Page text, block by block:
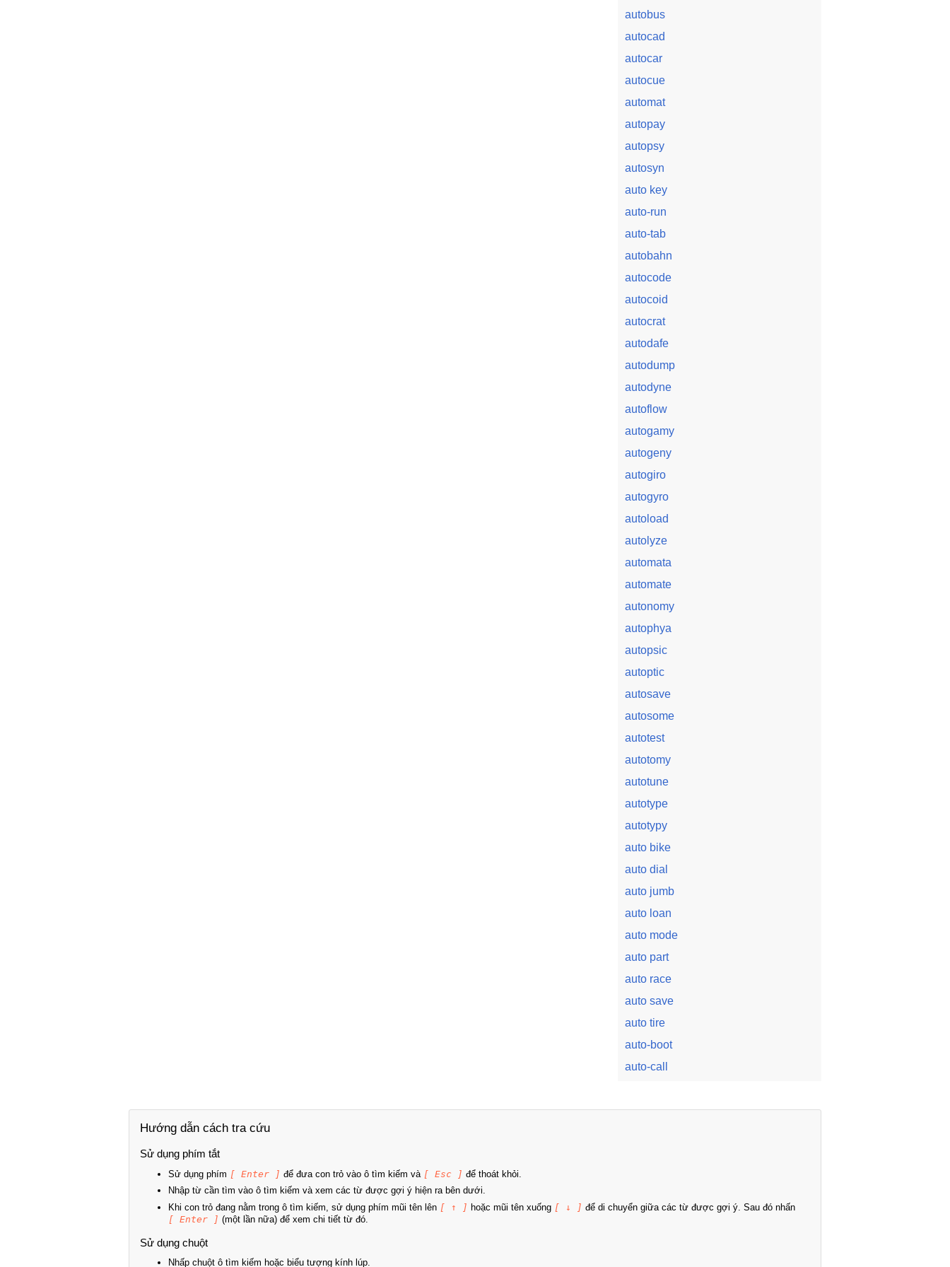
autobus
autocad
autocar
autocue
automat
autopay
autopsy
autosyn
auto key
auto-run
auto-tab
autobahn
autocode
autocoid
autocrat
autodafe
autodump
autodyne
autoflow
autogamy
autogeny
autogiro
autogyro
autoload
autolyze
automata
automate
autonomy
autophya
autopsic
autoptic
autosave
autosome
autotest
autotomy
autotune
autotype
autotypy
auto bike
auto dial
auto jumb
auto loan
auto mode
auto part
auto race
auto save
auto tire
auto-boot
auto-call
Hướng dẫn cách tra cứu
Sử dụng phím tắt
Sử dụng phím [ Enter ] để đưa con trỏ vào ô tìm kiếm và [ Esc ] để thoát khỏi.
Nhập từ cần tìm vào ô tìm kiếm và xem các từ được gợi ý hiện ra bên dưới.
Khi con trỏ đang nằm trong ô tìm kiếm, sử dụng phím mũi tên lên [ ↑ ] hoặc mũi tên xuống [ ↓ ] để di chuyển giữa các từ được gợi ý. Sau đó nhấn
[ Enter ] (một lần nữa) để xem chi tiết từ đó.
Sử dụng chuột
Nhấp chuột ô tìm kiếm hoặc biểu tượng kính lúp.